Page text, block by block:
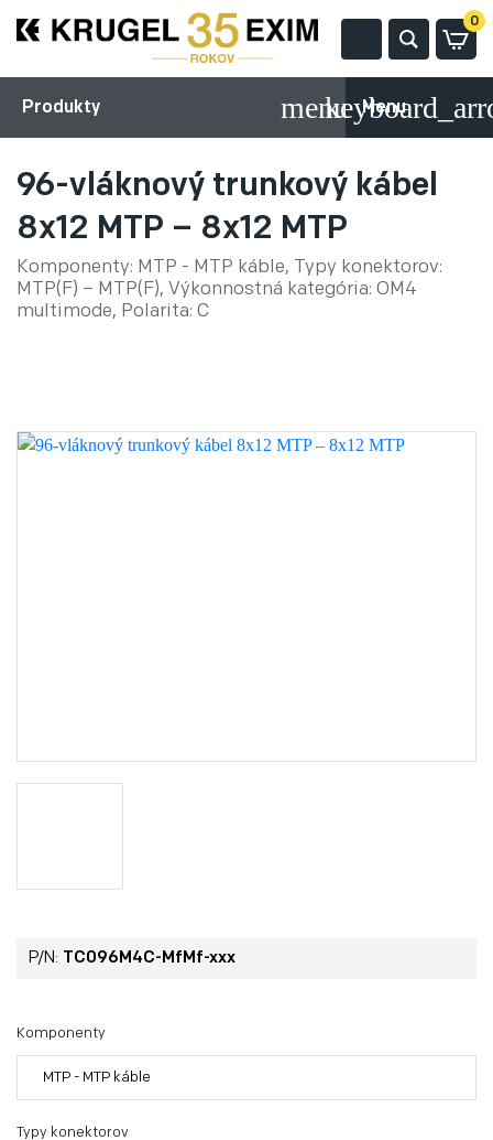
0
Produkty Menu
96-vláknový trunkový kábel
8x12 MTP – 8x12 MTP
Komponenty: MTP - MTP káble, Typy konektorov:
MTP(F) – MTP(F), Výkonnostná kategória: OM4
multimode, Polarita: C
P/N: TC096M4C-MfMf-xxx
Komponenty
MTP - MTP káble
Typy konektorov